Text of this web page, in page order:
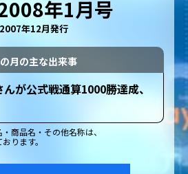
年1月号
2007年12月発行
月の主な出来事
が公式戦通算1000勝達成、
商品名・その他名称は、
ります。